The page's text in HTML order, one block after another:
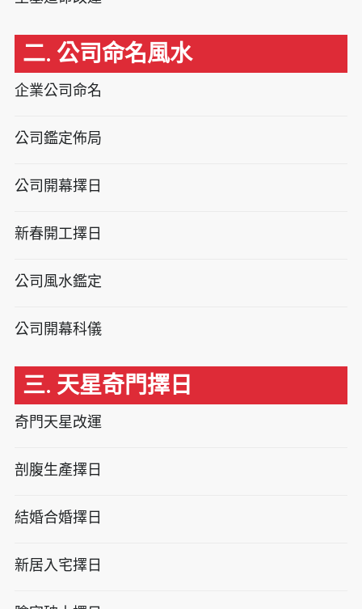
二. 公司命名風水
企業公司命名
公司鑑定佈局
公司開幕擇日
新春開工擇日
公司風水鑑定
公司開幕科儀
三. 天星奇門擇日
奇門天星改運
剖腹生產擇日
結婚合婚擇日
新居入宅擇日